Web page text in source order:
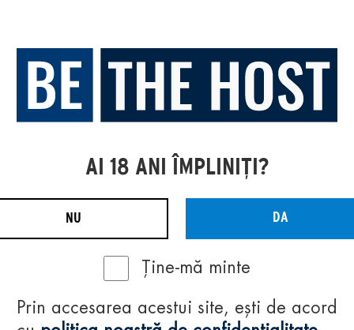
AI 18 ANI ÎMPLINIȚI?
NU DA
Ține-mă minte
Prin accesarea acestui site, ești de acord